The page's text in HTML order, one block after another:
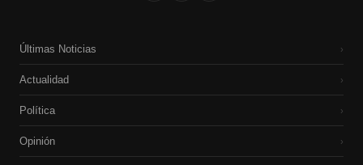
Últimas Noticias ›
Actualidad ›
Política ›
Opinión ›